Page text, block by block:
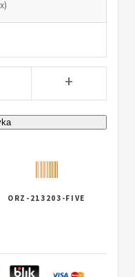
+
ORZ-213203-FIVE